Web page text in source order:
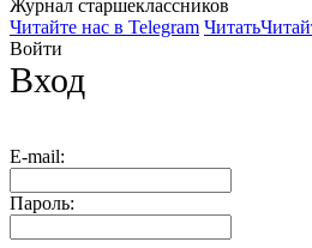
Журнал старшекласcников
Читайте нас в Telegram Читать
Войти
Вход
E-mail:
Пароль: